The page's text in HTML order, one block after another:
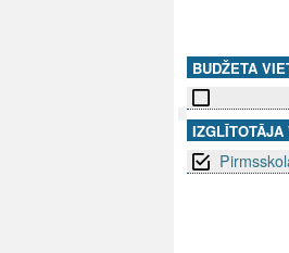
BUDŽETA
IZGLĪTOTĀJA
SEKO